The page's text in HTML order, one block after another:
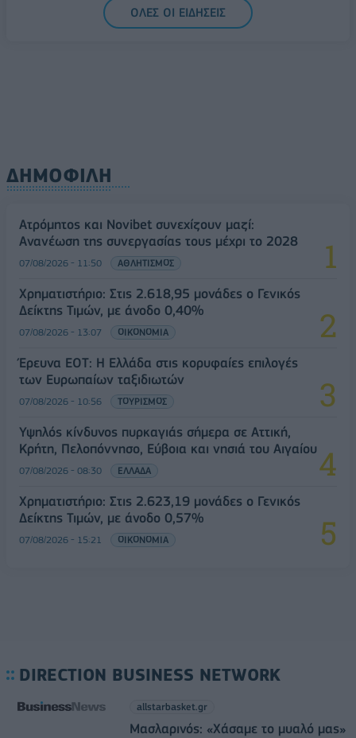
ΟΛΕΣ ΟΙ ΕΙΔΗΣΕΙΣ
ΔΗΜΟΦΙΛΗ
Ατρόμητος και Novibet συνεχίζουν μαζί:
Ανανέωση της συνεργασίας τους μέχρι το 2028
07/08/2026 - 11:50 ΑΘΛΗΤΙΣΜΟΣ
Χρηματιστήριο: Στις 2.618,95 μονάδες ο Γενικός
Δείκτης Τιμών, με άνοδο 0,40%
07/08/2026 - 13:07 ΟΙΚΟΝΟΜΙΑ
Έρευνα ΕΟΤ: Η Ελλάδα στις κορυφαίες επιλογές
των Ευρωπαίων ταξιδιωτών
07/08/2026 - 10:56 ΤΟΥΡΙΣΜΟΣ
Υψηλός κίνδυνος πυρκαγιάς σήμερα σε Αττική,
Κρήτη, Πελοπόννησο, Εύβοια και νησιά του Αιγαίου
07/08/2026 - 08:30 ΕΛΛΑΔΑ
Χρηματιστήριο: Στις 2.623,19 μονάδες ο Γενικός
Δείκτης Τιμών, με άνοδο 0,57%
07/08/2026 - 15:21 ΟΙΚΟΝΟΜΙΑ
DIRECTION BUSINESS NETWORK
allstarbasket.gr
Μασλαρινός: «Χάσαμε το μυαλό μας»